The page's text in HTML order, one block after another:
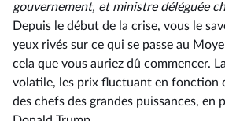
gouvernement, et ministre déléguée
Depuis le début de la crise, vous le
yeux rivés sur ce qui se passe au
cela que vous auriez dû commencer.
volatile, les prix fluctuant en fonction
des chefs des grandes puissances, en